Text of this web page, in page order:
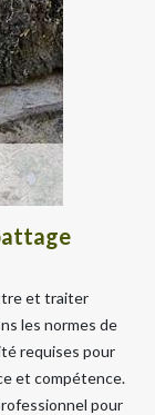
et traiter
les normes de
requises pour
et compétence.
pour